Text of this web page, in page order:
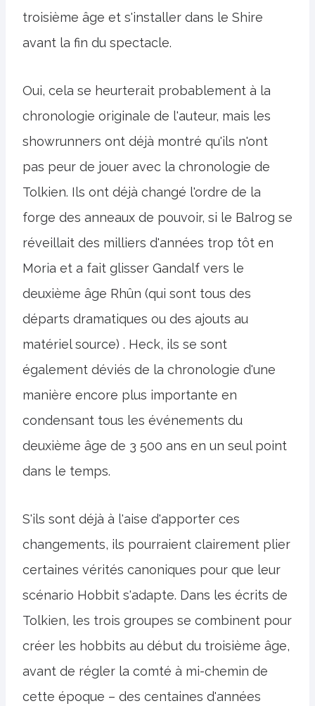
troisième âge et s'installer dans le Shire
avant la fin du spectacle.
Oui, cela se heurterait probablement à la
chronologie originale de l'auteur, mais les
showrunners ont déjà montré qu'ils n'ont
pas peur de jouer avec la chronologie de
Tolkien. Ils ont déjà changé l'ordre de la
forge des anneaux de pouvoir, si le Balrog se
réveillait des milliers d'années trop tôt en
Moria et a fait glisser Gandalf vers le
deuxième âge Rhûn (qui sont tous des
départs dramatiques ou des ajouts au
matériel source) . Heck, ils se sont
également déviés de la chronologie d'une
manière encore plus importante en
condensant tous les événements du
deuxième âge de 3 500 ans en un seul point
dans le temps.
S'ils sont déjà à l'aise d'apporter ces
changements, ils pourraient clairement plier
certaines vérités canoniques pour que leur
scénario Hobbit s'adapte. Dans les écrits de
Tolkien, les trois groupes se combinent pour
créer les hobbits au début du troisième âge,
avant de régler la comté à mi-chemin de
cette époque – des centaines d'années